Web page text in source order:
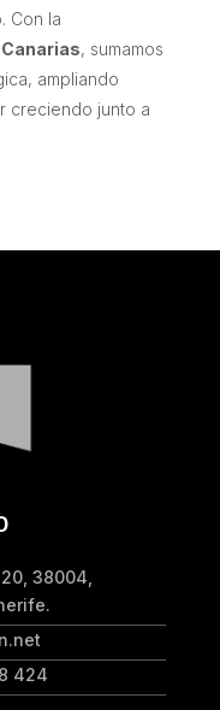
Con la
Canarias, sumamos
ampliando
creciendo junto a
38004,
424